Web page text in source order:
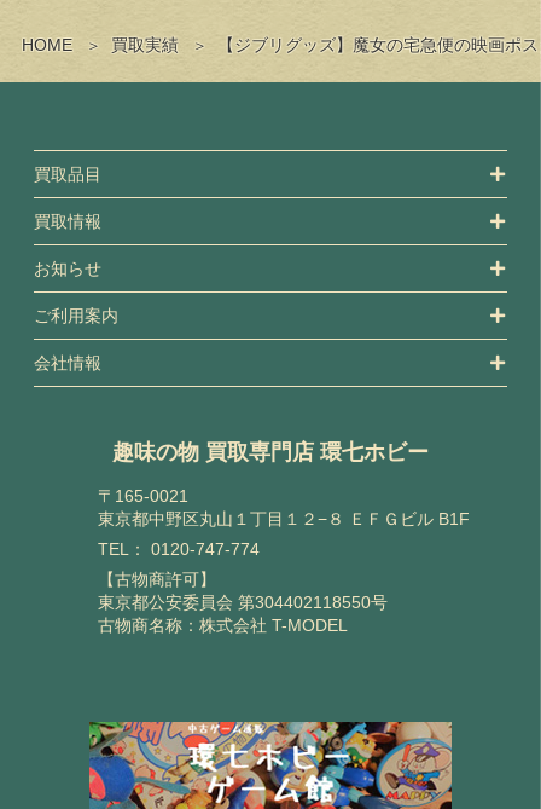
HOME 買取実績 【ジブリグッズ】魔女の宅急便の映画ポ
買取品目
買取情報
お知らせ
ご利用案内
会社情報
趣味の物 買取専門店 環七ホビー
〒165-0021
東京都中野区丸山１丁目１２−８ ＥＦＧビル B1F
TEL： 0120-747-774
【古物商許可】
東京都公安委員会 第304402118550号
古物商名称：株式会社 T-MODEL